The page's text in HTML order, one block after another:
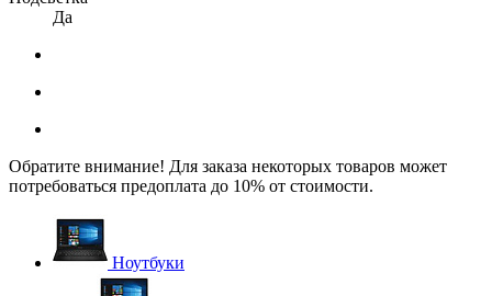
Да
Обратите внимание! Для заказа некоторых товаров может
потребоваться предоплата до 10% от стоимости.
Ноутбуки